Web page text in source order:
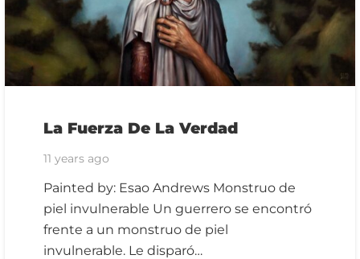
La Fuerza De La Verdad
11 years ago
Painted by: Esao Andrews Monstruo de
piel invulnerable Un guerrero se encontró
frente a un monstruo de piel
invulnerable. Le disparó…